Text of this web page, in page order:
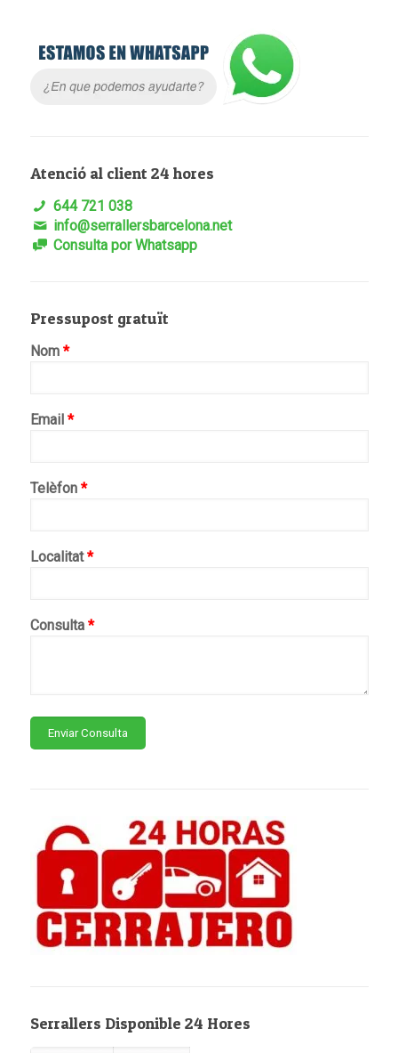
Atenció al client 24 hores
644 721 038
info@serrallersbarcelona.net
Consulta por Whatsapp
Pressupost gratuït
Nom *
Email *
Telèfon *
Localitat*
Consulta *
Serrallers Disponible 24 Hores